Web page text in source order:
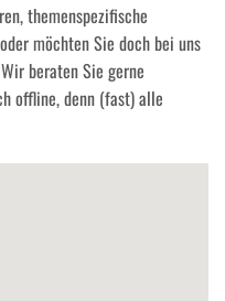
themenspezifische
möchten Sie doch bei uns
beraten Sie gerne
offline, denn (fast) alle